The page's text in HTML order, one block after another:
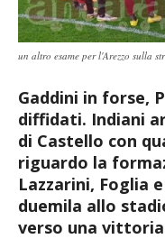
un altro esame per l'Arezzo sulla
Gaddini in forse,
diffidati. Indiani
di Castello con
riguardo la
Lazzarini, Foglia
duemila allo
verso una